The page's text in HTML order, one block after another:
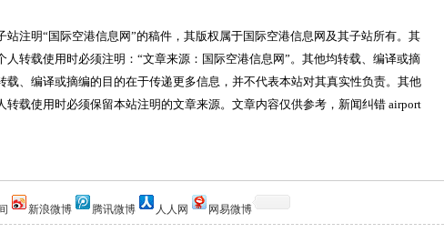
注明“国际空港信息网”的稿件，其版权属于国际空港信息网及其子站所有。其
人转载使用时必须注明：“文章来源：国际空港信息网”。其他均转载、编译或摘
载、编译或摘编的目的在于传递更多信息，并不代表本站对其真实性负责。其他
转载使用时必须保留本站注明的文章来源。文章内容仅供参考，新闻纠错 airport
新浪微博 腾讯微博 人人网 网易微博